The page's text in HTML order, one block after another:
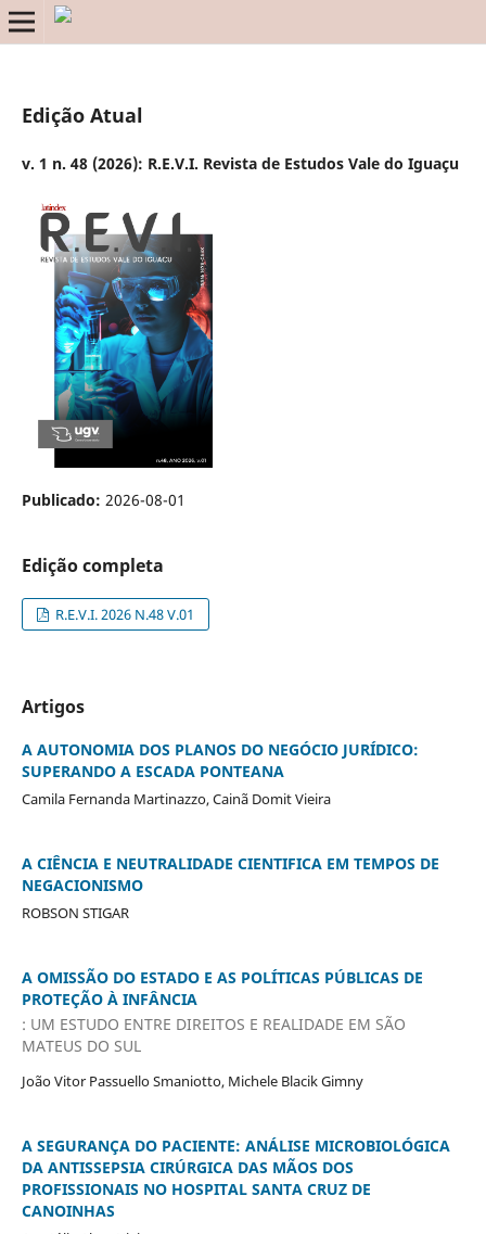
Edição Atual
v. 1 n. 48 (2026): R.E.V.I. Revista de Estudos Vale do Iguaçu
Publicado: 2026-08-01
Edição completa
R.E.V.I. 2026 N.48 V.01
Artigos
A AUTONOMIA DOS PLANOS DO NEGÓCIO JURÍDICO:
SUPERANDO A ESCADA PONTEANA
Camila Fernanda Martinazzo, Cainã Domit Vieira
A CIÊNCIA E NEUTRALIDADE CIENTIFICA EM TEMPOS DE
NEGACIONISMO
ROBSON STIGAR
A OMISSÃO DO ESTADO E AS POLÍTICAS PÚBLICAS DE
PROTEÇÃO À INFÂNCIA
: UM ESTUDO ENTRE DIREITOS E REALIDADE EM SÃO
MATEUS DO SUL
João Vitor Passuello Smaniotto, Michele Blacik Gimny
A SEGURANÇA DO PACIENTE: ANÁLISE MICROBIOLÓGICA
DA ANTISSEPSIA CIRÚRGICA DAS MÃOS DOS
PROFISSIONAIS NO HOSPITAL SANTA CRUZ DE
CANOINHAS